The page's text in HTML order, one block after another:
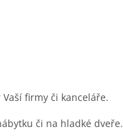
firmy či kanceláře.
či na hladké dveře.